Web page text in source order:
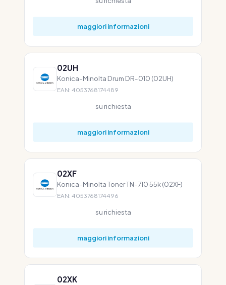
maggiori informazioni
02UH
Konica-Minolta Drum DR-010 (02UH)
EAN: 4053768174489
su richiesta
maggiori informazioni
02XF
Konica-Minolta Toner TN-710 55k (02XF)
EAN: 4053768174496
su richiesta
maggiori informazioni
02XK